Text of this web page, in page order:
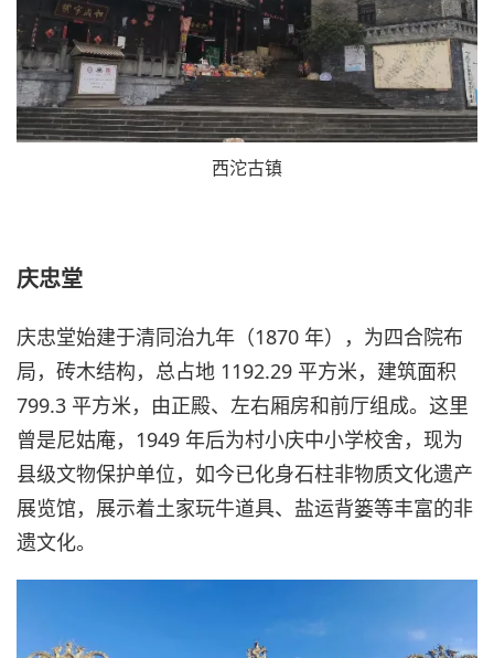
西沱古镇
庆忠堂
庆忠堂始建于清同治九年（1870 年），为四合院布
局，砖木结构，总占地 1192.29 平方米，建筑面积
799.3 平方米，由正殿、左右厢房和前厅组成。这里
曾是尼姑庵，1949 年后为村小庆中小学校舍，现为
县级文物保护单位，如今已化身石柱非物质文化遗产
展览馆，展示着土家玩牛道具、盐运背篓等丰富的非
遗文化。